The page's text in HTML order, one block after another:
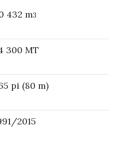
432 m3
300 MT
pi (80 m)
2015